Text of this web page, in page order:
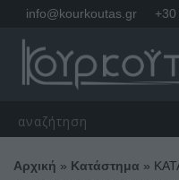
info@kourkoutas.gr
Αρχική » Κατάστημα »